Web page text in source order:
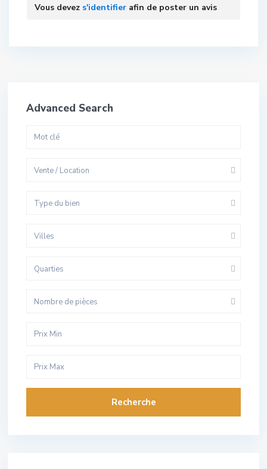
Vous devez s'identifier afin de poster un avis
Advanced Search
Vente / Location
Type du bien
Villes
Quarties
Nombre de pièces
Recherche